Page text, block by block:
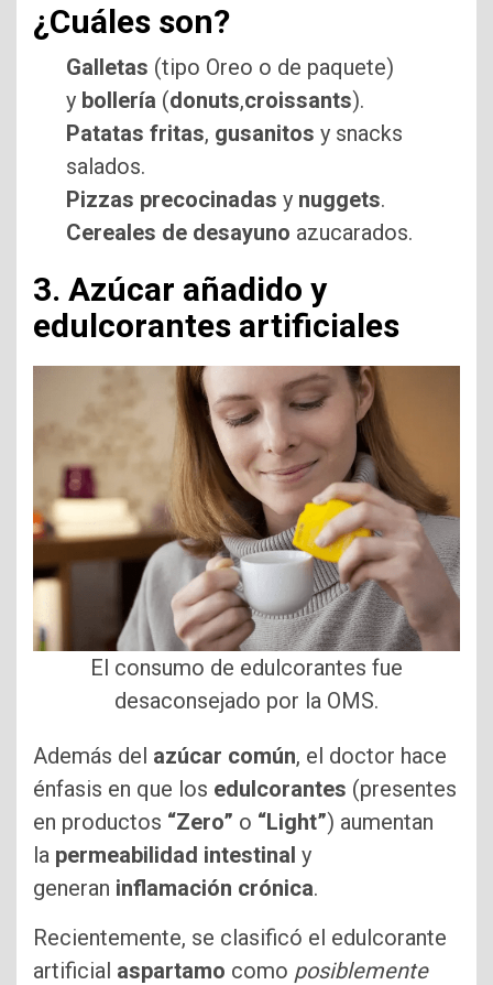
¿Cuáles son?
Galletas (tipo Oreo o de paquete)
y bollería (donuts,croissants).
Patatas fritas, gusanitos y snacks
salados.
Pizzas precocinadas y nuggets.
Cereales de desayuno azucarados.
3. Azúcar añadido y
edulcorantes artificiales
El consumo de edulcorantes fue
desaconsejado por la OMS.
Además del azúcar común, el doctor hace
énfasis en que los edulcorantes (presentes
en productos “Zero” o “Light”) aumentan
la permeabilidad intestinal y
generan inflamación crónica.
Recientemente, se clasificó el edulcorante
artificial aspartamo como posiblemente